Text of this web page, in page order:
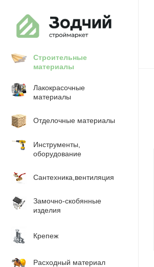
Строительные
материалы
Лакокрасочные
материалы
Отделочные материалы
Инструменты,
оборудование
Сантехника,вентиляция
Замочно-скобянные
изделия
Крепеж
Расходный материал